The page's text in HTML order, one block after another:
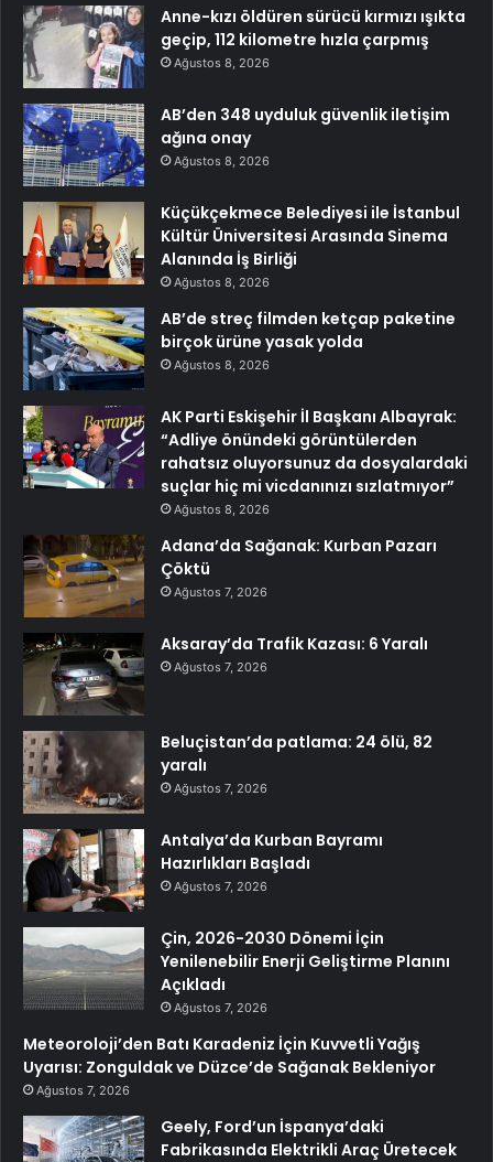
Anne-kızı öldüren sürücü kırmızı ışıkta
geçip, 112 kilometre hızla çarpmış
Ağustos 8, 2026
AB’den 348 uyduluk güvenlik iletişim
ağına onay
Ağustos 8, 2026
Küçükçekmece Belediyesi ile İstanbul
Kültür Üniversitesi Arasında Sinema
Alanında İş Birliği
Ağustos 8, 2026
AB’de streç filmden ketçap paketine
birçok ürüne yasak yolda
Ağustos 8, 2026
AK Parti Eskişehir İl Başkanı Albayrak:
“Adliye önündeki görüntülerden
rahatsız oluyorsunuz da dosyalardaki
suçlar hiç mi vicdanınızı sızlatmıyor”
Ağustos 8, 2026
Adana’da Sağanak: Kurban Pazarı
Çöktü
Ağustos 7, 2026
Aksaray’da Trafik Kazası: 6 Yaralı
Ağustos 7, 2026
Beluçistan’da patlama: 24 ölü, 82
yaralı
Ağustos 7, 2026
Antalya’da Kurban Bayramı
Hazırlıkları Başladı
Ağustos 7, 2026
Çin, 2026-2030 Dönemi İçin
Yenilenebilir Enerji Geliştirme Planını
Açıkladı
Ağustos 7, 2026
Meteoroloji’den Batı Karadeniz İçin Kuvvetli Yağış
Uyarısı: Zonguldak ve Düzce’de Sağanak Bekleniyor
Ağustos 7, 2026
Geely, Ford’un İspanya’daki
Fabrikasında Elektrikli Araç Üretecek